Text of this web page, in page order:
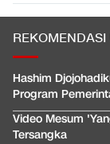
Hashim
Program
Video Mesum
Tersangka